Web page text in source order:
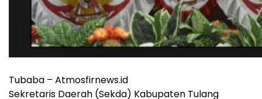
Tubaba – Atmosfirnews.id
Sekretaris Daerah (Sekda) Kabupaten Tulang